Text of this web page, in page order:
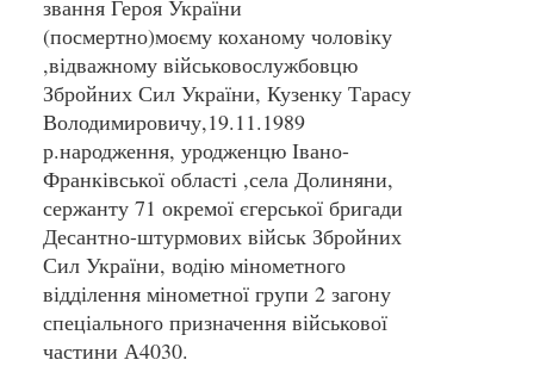
звання Героя України
(посмертно)моєму коханому чоловіку
,відважному військовослужбовцю
Збройних Сил України, Кузенку Тарасу
Володимировичу,19.11.1989
р.народження, уродженцю Івано-
Франківської області ,села Долиняни,
сержанту 71 окремої єгерської бригади
Десантно-штурмових військ Збройних
Сил України, водію мінометного
відділення мінометної групи 2 загону
спеціального призначення військової
частини А4030.